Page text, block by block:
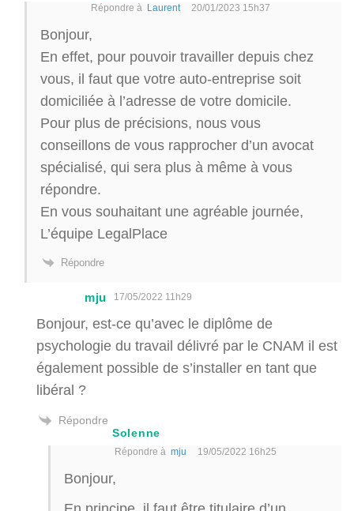
Répondre à Laurent 20/01/2023 15h37
Bonjour,
En effet, pour pouvoir travailler depuis chez
vous, il faut que votre auto-entreprise soit
domiciliée à l’adresse de votre domicile.
Pour plus de précisions, nous vous
conseillons de vous rapprocher d’un avocat
spécialisé, qui sera plus à même à vous
répondre.
En vous souhaitant une agréable journée,
L’équipe LegalPlace
Répondre
mju 17/05/2022 11h29
Bonjour, est-ce qu’avec le diplôme de
psychologie du travail délivré par le CNAM il est
également possible de s’installer en tant que
libéral ?
Répondre
Solenne
Répondre à mju 19/05/2022 16h25
Bonjour,